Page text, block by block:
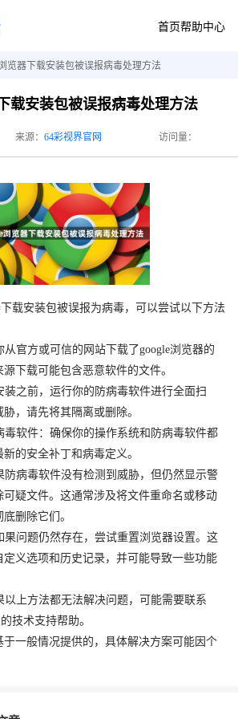
首页帮助中心
览器下载安装包被误报病毒处理方法
载安装包被误报病毒处理方法
来源： 64彩视界官网 访问量：
载安装包被误报为病毒，可以尝试以下方法
官方或可信的网站下载了google浏览器的
下载可能包含恶意软件的文件。
装之前，运行你的防病毒软件进行全面扫
，请先将其隔离或删除。
毒软件：确保你的操作系统和防病毒软件都
的安全补丁和病毒定义。
防病毒软件没有检测到威胁，但仍然显示警
疑文件。这通常涉及将文件重命名或移动
删除它们。
果问题仍然存在，尝试重置浏览器设置。这
义选项和历史记录，并可能导致一些功能
以上方法都无法解决问题，可能需要联系
技术支持帮助。
一般情况提供的，具体解决方案可能因个